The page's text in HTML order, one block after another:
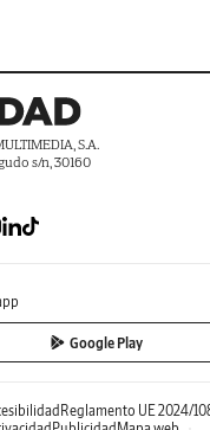
S.A.
s/n, 30160
Google Play
Reglamento UE 2024/